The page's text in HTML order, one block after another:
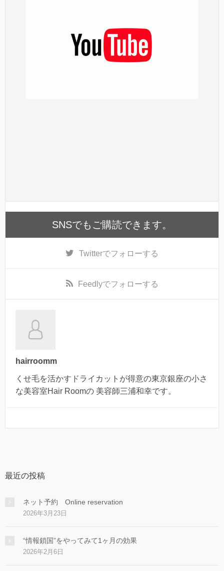
SNSでもご購読できます。
Twitterでフォローする
Feedlyでフォローする
hairroomm
くせ毛を活かすドライカットが得意の東京銀座の小さ
な美容室Hair Roomの 美容師三浦和幸です。
最近の投稿
ネット予約 Online reservation
2026年3月23日
“情報鎖国”をやってみて1ヶ月の効果
2026年2月6日